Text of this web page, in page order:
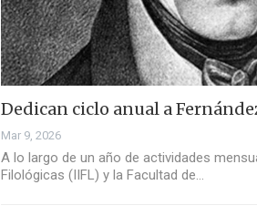
Dedican ciclo anual a
Mar 9, 2026
A lo largo de un año de actividades
Filológicas (IIFL) y la Facultad de…